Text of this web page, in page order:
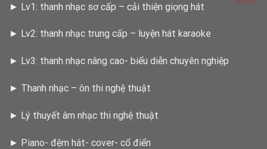
► Lv1: thanh nhạc sơ cấp – cải thiện giọng hát
► Lv2: thanh nhạc trung cấp – luyện hát karaoke
► Lv3: thanh nhạc nâng cao- biểu diễn chuyên nghiệp
► Thanh nhạc – ôn thi nghệ thuật
► Lý thuyết âm nhạc thi nghệ thuật
► Piano- đệm hát- cover- cổ điển